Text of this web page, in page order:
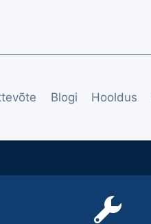
Blogi Hooldus